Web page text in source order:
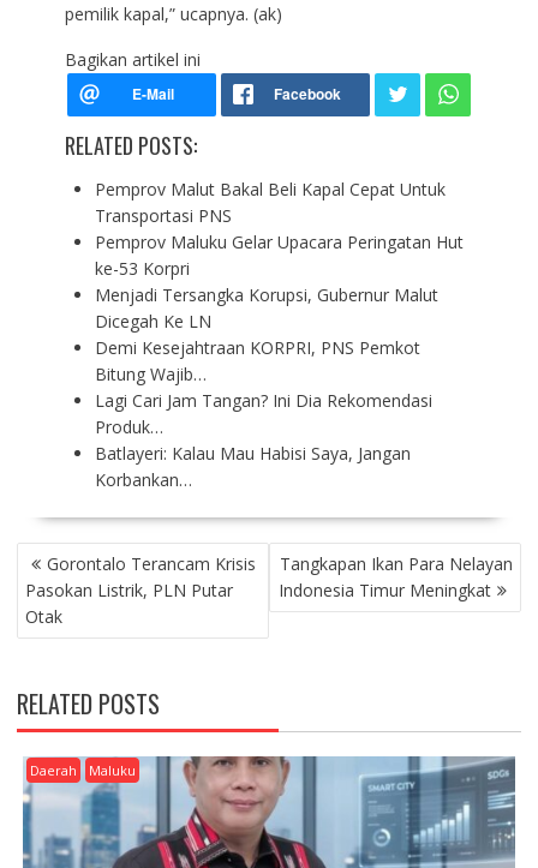
pemilik kapal,” ucapnya. (ak)
Bagikan artikel ini
RELATED POSTS:
Pemprov Malut Bakal Beli Kapal Cepat Untuk
Transportasi PNS
Pemprov Maluku Gelar Upacara Peringatan Hut
ke-53 Korpri
Menjadi Tersangka Korupsi, Gubernur Malut
Dicegah Ke LN
Demi Kesejahtraan KORPRI, PNS Pemkot
Bitung Wajib…
Lagi Cari Jam Tangan? Ini Dia Rekomendasi
Produk…
Batlayeri: Kalau Mau Habisi Saya, Jangan
Korbankan…
P
O
S
T
A
V
I
G
A
Gorontalo Terancam Krisis
Pasokan Listrik, PLN Putar
Otak
Tangkapan Ikan Para Nelayan
Indonesia Timur Meningkat
RELATED POSTS
Daerah Maluku